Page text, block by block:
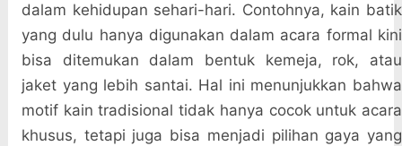
dalam kehidupan sehari-hari. Contohnya, kain batik
yang dulu hanya digunakan dalam acara formal kini
bisa ditemukan dalam bentuk kemeja, rok, atau
jaket yang lebih santai. Hal ini menunjukkan bahwa
motif kain tradisional tidak hanya cocok untuk acara
khusus, tetapi juga bisa menjadi pilihan gaya yang